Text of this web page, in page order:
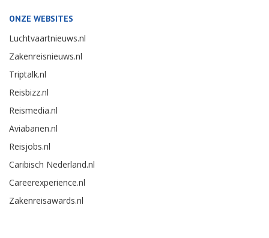
ONZE WEBSITES
Luchtvaartnieuws.nl
Zakenreisnieuws.nl
Triptalk.nl
Reisbizz.nl
Reismedia.nl
Aviabanen.nl
Reisjobs.nl
Caribisch Nederland.nl
Careerexperience.nl
Zakenreisawards.nl